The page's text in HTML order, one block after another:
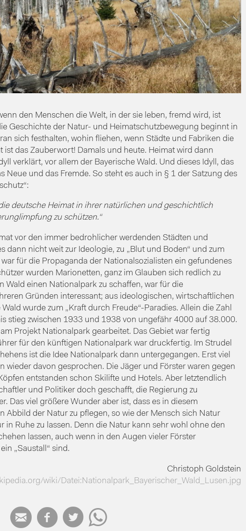
den Menschen die Welt, in der sie leben, fremd wird, ist
Geschichte der Natur- und Heimatschutzbewegung beginnt in
sich festhalten, wohin fliehen, wenn Städte und Fabriken die
ist das Zauberwort! Damals und heute. Heimat wird dann
verklärt, vor allem der Bayerische Wald. Und dieses Idyll, das
Neue und das Fremde. So steht es auch in § 1 der Satzung des
deutsche Heimat in ihrer natürlichen und geschichtlich
zu schützen.“
vor den immer bedrohlicher werdenden Städten und
dann nicht weit zur Ideologie, zu „Blut und Boden“ und zum
war für die Propaganda der Nationalsozialisten ein gefundenes
wurden Marionetten, ganz im Glauben sich redlich zu
Wald einen Nationalpark zu schaffen, war für die
Gründen interessant; aus ideologischen, wirtschaftlichen
wurde zum „Kraft durch Freude“-Paradies. Allein die Zahl
stieg zwischen 1933 und 1938 von ungefähr 4000 auf 38.000.
Projekt Nationalpark gearbeitet. Das Gebiet war fertig
für den künftigen Nationalpark war druckfertig. Im Strudel
ist die Idee Nationalpark dann untergegangen. Erst viel
wieder davon gesprochen. Die Jäger und Förster waren gegen
entstanden schon Skilifte und Hotels. Aber letztendlich
und Politiker doch geschafft, die Regierung zu
Das viel größere Wunder aber ist, dass es in diesem
Abbild der Natur zu pflegen, so wie der Mensch sich Natur
in Ruhe zu lassen. Denn die Natur kann sehr wohl ohne den
lassen, auch wenn in den Augen vieler Förster
„Saustall“ sind.
Christoph Goldstein
wiki/Datei:Nationalpark_Bayerischer_Wald_Lusen.jpg
   